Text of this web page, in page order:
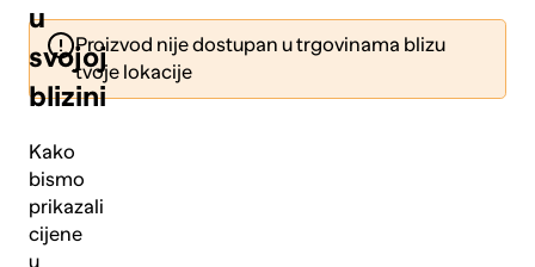
u
svojoj
blizini
Kako
bismo
prikazali
cijene
Pošalji
Proizvod nije dostupan u trgovinama blizu
tvoje lokacije